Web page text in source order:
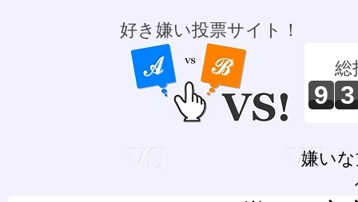
好き嫌い投票サイト！
総
9 3
嫌い